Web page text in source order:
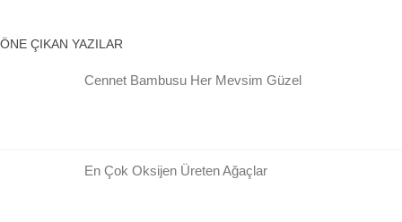
ÖNE ÇIKAN YAZILAR
Cennet Bambusu Her Mevsim Güzel
En Çok Oksijen Üreten Ağaçlar